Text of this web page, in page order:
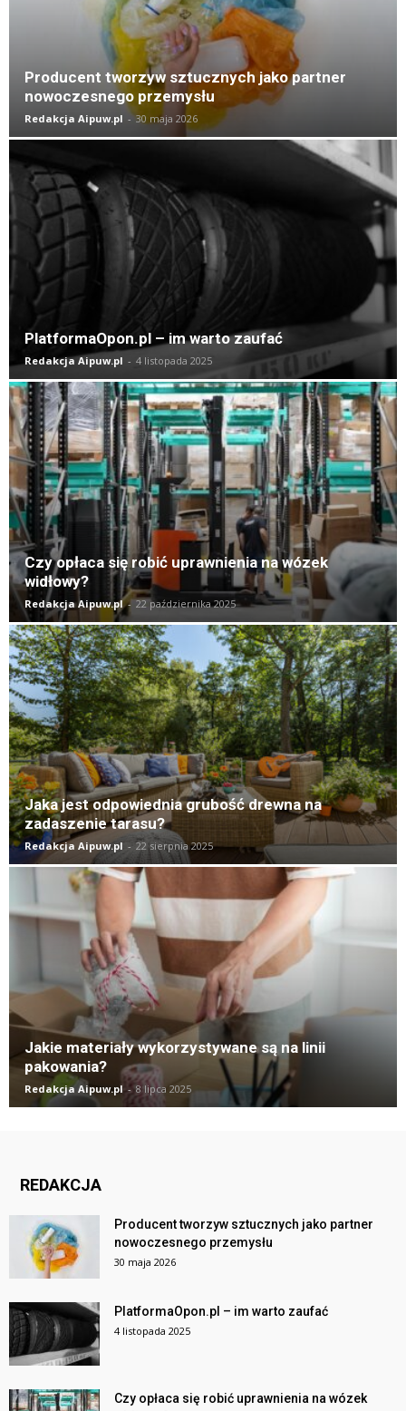
Producent tworzyw sztucznych jako partner
nowoczesnego przemysłu
Redakcja Aipuw.pl - 30 maja 2026
PlatformaOpon.pl – im warto zaufać
Redakcja Aipuw.pl - 4 listopada 2025
Czy opłaca się robić uprawnienia na wózek
widłowy?
Redakcja Aipuw.pl - 22 października 2025
Jaka jest odpowiednia grubość drewna na
zadaszenie tarasu?
Redakcja Aipuw.pl - 22 sierpnia 2025
Jakie materiały wykorzystywane są na linii
pakowania?
Redakcja Aipuw.pl - 8 lipca 2025
REDAKCJA
Producent tworzyw sztucznych jako partner
nowoczesnego przemysłu
30 maja 2026
PlatformaOpon.pl – im warto zaufać
4 listopada 2025
Czy opłaca się robić uprawnienia na wózek